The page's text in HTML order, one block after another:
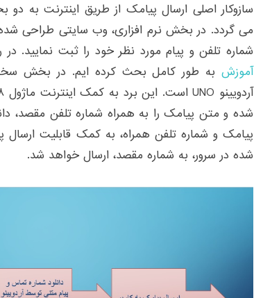
سازوکار اصلی ارسال پیامک از طریق اینترنت به
می گردد. در بخش نرم افزاری، وب سایتی طراحی
شماره تلفن و پیام مورد نظر خود را ثبت نمایید.
آموزش به طور کامل بحث کرده ایم. در بخش سخت
شده و متن پیامک را به همراه شماره تلفن مقصد،
شده در سرور، به شماره مقصد، ارسال خواهد شد.